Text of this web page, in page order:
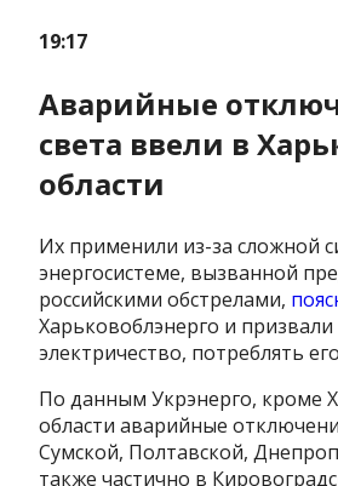
19:17
Аварийные
света ввели в
области
Их применили из-за сложной
энергосистеме, вызванной
российскими обстрелами,
Харьковоблэнерго и призвали
электричество, потреблять
По данным Укрэнерго, кроме
области аварийные
Сумской, Полтавской,
также частично в